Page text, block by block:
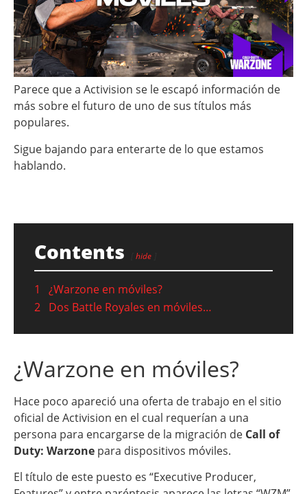
Parece que a Activision se le escapó información de
más sobre el futuro de uno de sus títulos más
populares.
Sigue bajando para enterarte de lo que estamos
hablando.
Contents hide
1
¿Warzone en móviles?
2 Dos Battle Royales en móviles…
¿Warzone en móviles?
Hace poco apareció una oferta de trabajo en el sitio
oficial de Activision en el cual requerían a una
persona para encargarse de la migración de Call of
Duty: Warzone para dispositivos móviles.
El título de este puesto es “Executive Producer,